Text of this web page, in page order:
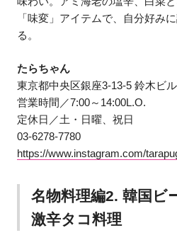
「味変」アイテムで、自分好み
る。
たらちゃん
東京都中央区銀座3-13-5 鈴木ビ
営業時間／7:00～14:00L.O.
定休日／土・日曜、祝日
03-6278-7780
https://www.instagram.com/
名物料理編2. 韓国ビ
激辛タコ料理